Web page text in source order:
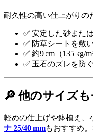
耐久性の高い仕上がりの
✅ 安定した砂また
✅ 防草シートを敷
✅ 約9 cm（135 kg/
✅ 玉石のズレを防
🔎 他のサイズ
軽めの仕上げや鉢植え、
ナ 25/40 mmもおすすめ